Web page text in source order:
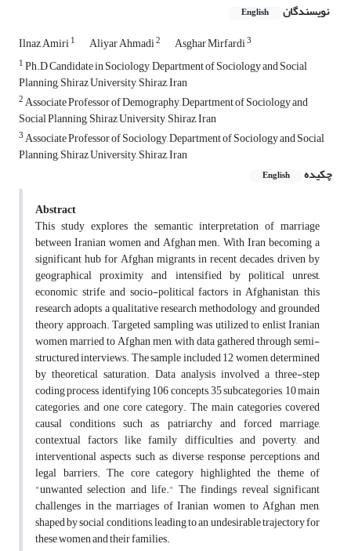
نویسندگان English
Ilnaz Amiri1 Aliyar Ahmadi2 Asghar Mirfardi3
1Ph.D Candidate in Sociology, Department of Sociology and Social
Planning, Shiraz University, Shiraz, Iran
2Associate Professor of Demography, Department of Sociology and
Social Planning, Shiraz University, Shiraz, Iran
3Associate Professor of Sociology, Department of Sociology and Social
Planning, Shiraz University, Shiraz, Iran
چکیده
English
Abstract
This study explores the semantic interpretation of marriage
between Iranian women and Afghan men. With Iran becoming a
significant hub for Afghan migrants in recent decades, driven by
geographical proximity and intensified by political unrest,
economic strife, and socio-political factors in Afghanistan, this
research adopts a qualitative research methodology and grounded
theory approach. Targeted sampling was utilized to enlist Iranian
women married to Afghan men, with data gathered through semi-
structured interviews. The sample included 12 women, determined
by theoretical saturation. Data analysis involved a three-step
coding process, identifying 106 concepts, 35 subcategories, 10 main
categories, and one core category. The main categories covered
causal conditions such as patriarchy and forced marriage,
contextual factors like family difficulties and poverty, and
interventional aspects such as diverse response perceptions and
legal barriers. The core category highlighted the theme of
"unwanted selection and life." The findings reveal significant
challenges in the marriages of Iranian women to Afghan men,
shaped by social conditions, leading to an undesirable trajectory for
these women and their families.